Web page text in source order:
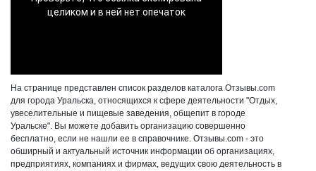
На странице представлен список разделов каталога Отзывы.com
для города Уральска, относящихся к сфере деятельности "Отдых,
увеселительные и пищевые заведения, общепит в городе
Уральске". Вы можете добавить организацию совершенно
бесплатно, если не нашли ее в справочнике. Отзывы.com - это
обширный и актуальный источник информации об организациях,
предприятиях, компаниях и фирмах, ведущих свою деятельность в